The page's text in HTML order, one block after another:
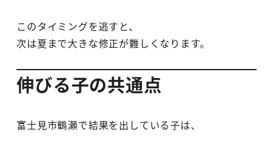
このタイミングを逃すと、
次は夏まで大きな修正が難しくなります。
伸びる子の共通点
富士見市鶴瀬で結果を出している子は、